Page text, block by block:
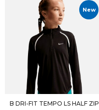
New
B DRI-FIT TEMPO LS HALF ZIP